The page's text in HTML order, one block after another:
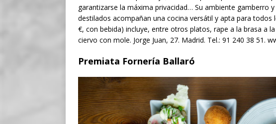
garantizarse la máxima privacidad… Su ambiente gamberro
destilados acompañan una cocina versátil y apta para todos
€, con bebida) incluye, entre otros platos, rape a la brasa a
ciervo con mole. Jorge Juan, 27. Madrid. Tel.: 91 240 38 51.
Premiata Fornería Ballaró